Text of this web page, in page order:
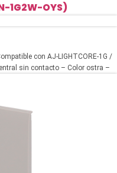
1G2W-OYS)
con AJ-LIGHTCORE-1G /
sin contacto – Color ostra –